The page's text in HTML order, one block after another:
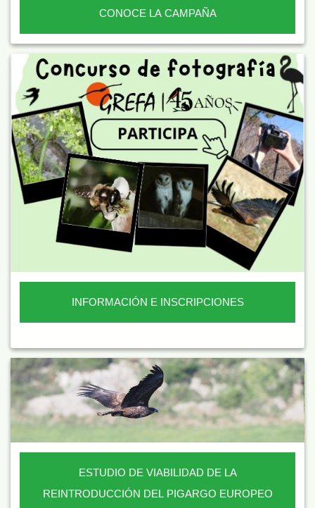
CONOCE LA CAMPAÑA
INFORMACIÓN E INSCRIPCIONES
ESTUDIO DE VIABILIDAD DE LA
REINTRODUCCIÓN DEL PIGARGO EUROPEO